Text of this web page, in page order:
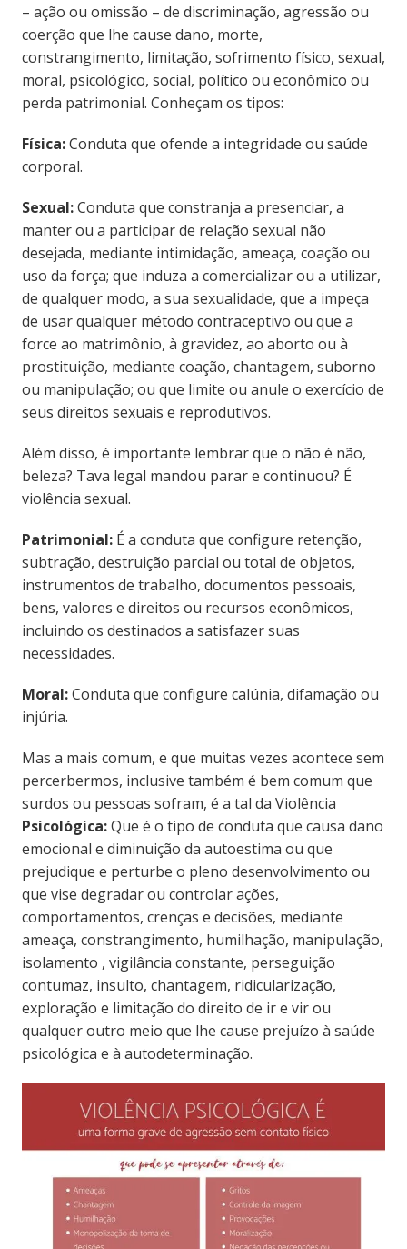
– ação ou omissão – de discriminação, agressão ou
coerção que lhe cause dano, morte,
constrangimento, limitação, sofrimento físico, sexual,
moral, psicológico, social, político ou econômico ou
perda patrimonial. Conheçam os tipos:
Física:Conduta que ofende a integridade ou saúde
corporal.
Sexual:Conduta que constranja a presenciar, a
manter ou a participar de relação sexual não
desejada, mediante intimidação, ameaça, coação ou
uso da força; que induza a comercializar ou a utilizar,
de qualquer modo, a sua sexualidade, que a impeça
de usar qualquer método contraceptivo ou que a
force ao matrimônio, à gravidez, ao aborto ou à
prostituição, mediante coação, chantagem, suborno
ou manipulação; ou que limite ou anule o exercício de
seus direitos sexuais e reprodutivos.
Além disso, é importante lembrar que o não é não,
beleza? Tava legal mandou parar e continuou? É
violência sexual.
Patrimonial: É a conduta que configure retenção,
subtração, destruição parcial ou total de objetos,
instrumentos de trabalho, documentos pessoais,
bens, valores e direitos ou recursos econômicos,
incluindo os destinados a satisfazer suas
necessidades.
Moral:Conduta que configure calúnia, difamação ou
injúria.
Mas a mais comum, e que muitas vezes acontece sem
percerbermos, inclusive também é bem comum que
surdos ou pessoas sofram, é a tal da Violência
Psicológica:Que é o tipo de conduta que causa dano
emocional e diminuição da autoestima ou que
prejudique e perturbe o pleno desenvolvimento ou
que vise degradar ou controlar ações,
comportamentos, crenças e decisões, mediante
ameaça, constrangimento, humilhação, manipulação,
isolamento , vigilância constante, perseguição
contumaz, insulto, chantagem, ridicularização,
exploração e limitação do direito de ir e vir ou
qualquer outro meio que lhe cause prejuízo à saúde
psicológica e à autodeterminação.